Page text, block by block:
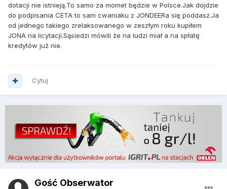
dotacji nie istnieją.To samo za momet będzie w Polsce.Jak dojdzie
do podpisania CETA to sam cwaniaku z JONDEERa się poddasz.Ja
od jednego takiego zrelaksowanego w zeszłym roku kupiłem
JONA na licytacji.Sąsiedzi mówili że na ludzi miał a na spłatę
kredytów już nie.
Cytuj
Gość Obserwator